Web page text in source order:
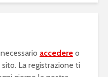
accedere o
sito. La registrazione ti